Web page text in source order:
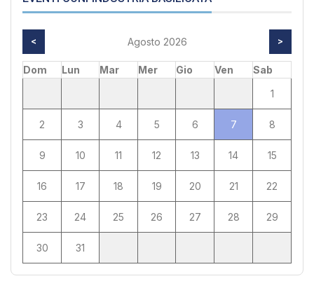
< Agosto 2026 >
Dom Lun Mar Mer Gio Ven
Sab
1
2 3 4 5 6 7 8
9 10 11 12 13 14 15
16 17 18 19 20 21 22
23 24 25 26 27 28 29
30 31